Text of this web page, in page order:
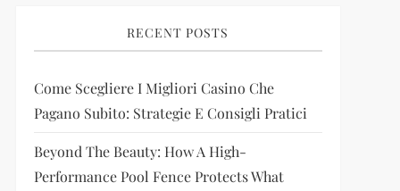
RECENT POSTS
Come Scegliere I Migliori Casino Che
Pagano Subito: Strategie E Consigli Pratici
Beyond The Beauty: How A High-
Performance Pool Fence Protects What